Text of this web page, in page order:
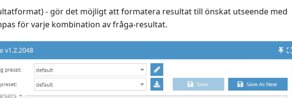
- gör det möjligt att formatera resultat till önskat utseende med
för varje kombination av fråga-resultat.